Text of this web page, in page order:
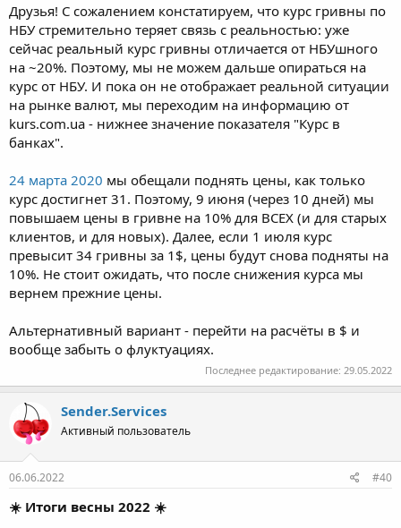
Друзья! С сожалением констатируем, что курс гривны по
НБУ стремительно теряет связь с реальностью: уже
сейчас реальный курс гривны отличается от НБУшного
на ~20%. Поэтому, мы не можем дальше опираться на
курс от НБУ. И пока он не отображает реальной ситуации
на рынке валют, мы переходим на информацию от
kurs.com.ua - нижнее значение показателя "Курс в
банках".
24 марта 2020 мы обещали поднять цены, как только
курс достигнет 31. Поэтому, 9 июня (через 10 дней) мы
повышаем цены в гривне на 10% для ВСЕХ (и для старых
клиентов, и для новых). Далее, если 1 июля курс
превысит 34 гривны за 1$, цены будут снова подняты на
10%. Не стоит ожидать, что после снижения курса мы
вернем прежние цены.
Альтернативный вариант - перейти на расчёты в $ и
вообще забыть о флуктуациях.
Последнее редактирование: 29.05.2022
Sender.Services
Активный пользователь
06.06.2022 #40
☀️ Итоги весны 2022 ☀️